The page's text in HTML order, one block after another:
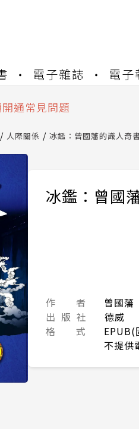
電子雜誌 電子
墨系統維護中，本站同
開通常見問題
級重要說明及資產合併結
墨系統維護中，本站同步
人際關係 冰鑑：曾國藩的識人奇
冰鑑：曾國
作 者
曾國藩
出 版 社
德威
格 式
EPUB(
不提供